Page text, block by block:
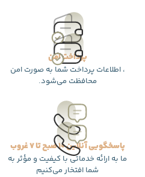
پرداخت امن
، اطلاعات پرداخت شما به صورت امن
محافظت می‌شود.
پاسخگویی آنلاین 10 صبح تا 7 غروب
ما به ارائه خدماتی با کیفیت و مؤثر به
شما افتخار می‌کنیم